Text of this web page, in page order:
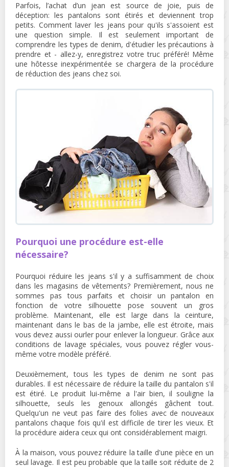
Parfois, l’achat d’un jean est source de joie, puis de
déception: les pantalons sont étirés et deviennent trop
petits. Comment laver les jeans pour qu'ils s'assoient est
une question simple. Il est seulement important de
comprendre les types de denim, d'étudier les précautions à
prendre et - allez-y, enregistrez votre truc préféré! Même
une hôtesse inexpérimentée se chargera de la procédure
de réduction des jeans chez soi.
Pourquoi une procédure est-elle
nécessaire?
Pourquoi réduire les jeans s'il y a suffisamment de choix
dans les magasins de vêtements? Premièrement, nous ne
sommes pas tous parfaits et choisir un pantalon en
fonction de votre silhouette pose souvent un gros
problème. Maintenant, elle est large dans la ceinture,
maintenant dans le bas de la jambe, elle est étroite, mais
vous devez aussi ourler pour enlever la longueur. Grâce aux
conditions de lavage spéciales, vous pouvez régler vous-
même votre modèle préféré.
Deuxièmement, tous les types de denim ne sont pas
durables. Il est nécessaire de réduire la taille du pantalon s'il
est étiré. Le produit lui-même a l'air bien, il souligne la
silhouette, seuls les genoux allongés gâchent tout.
Quelqu'un ne veut pas faire des folies avec de nouveaux
pantalons chaque fois qu'il est difficile de tirer les vieux. Et
la procédure aidera ceux qui ont considérablement maigri.
À la maison, vous pouvez réduire la taille d'une pièce en un
seul lavage. Il est peu probable que la taille soit réduite de 2